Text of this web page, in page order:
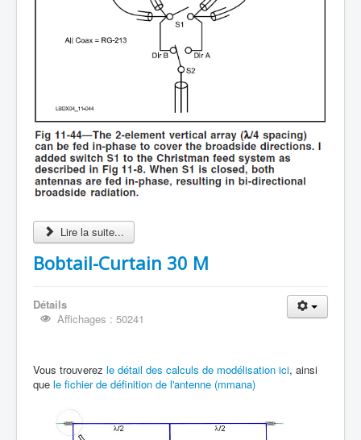
Lire la suite...
Bobtail-Curtain 30 M
Détails
Affichages : 50241
Vous trouverez le détail des calculs de modélisation ici, ainsi
que le fichier de définition de l'antenne (mmana)